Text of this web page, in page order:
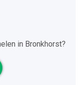
in Bronkhorst?